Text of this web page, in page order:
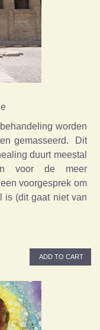
worden
gemasseerd. Dit
duurt meestal
voor de meer
voorgesprek om
is (dit gaat niet van
ADD TO CART